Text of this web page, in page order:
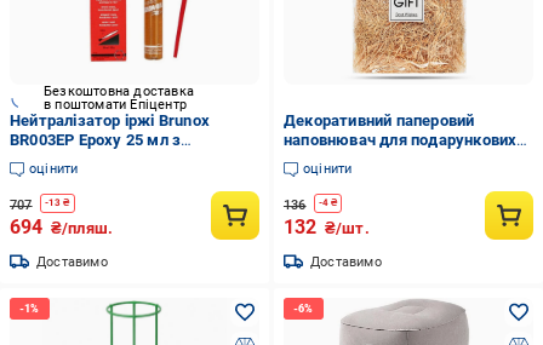
Безкоштовна доставка
в поштомати Епіцентр
Нейтралізатор іржі Brunox
BR003EP Epoxy 25 мл з
епоксидною смолою (bc3c79be)
оцінити
707 -13 ₴
694 ₴/пляш.
Доставимо
Декоративний паперовий
наповнювач для подарункових
коробок 30 г (22091887)
оцінити
136 -4₴
132 ₴/шт.
Доставимо